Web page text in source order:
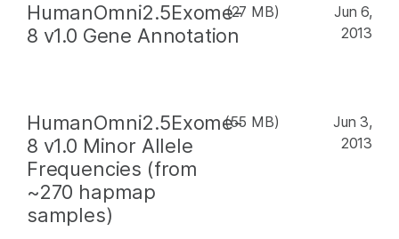
HumanOmni2.5Exome-
8 v1.0 Gene Annotation
(27 MB)
Jun 6,
2013
HumanOmni2.5Exome-
8 v1.0 Minor Allele
Frequencies (from
~270 hapmap
samples)
(55 MB)
Jun 3,
2013